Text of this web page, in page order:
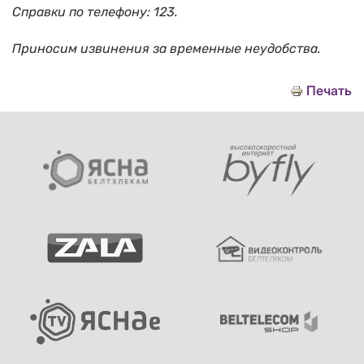
Справки по телефону: 123.
Приносим извинения за временные неудобства.
Печать